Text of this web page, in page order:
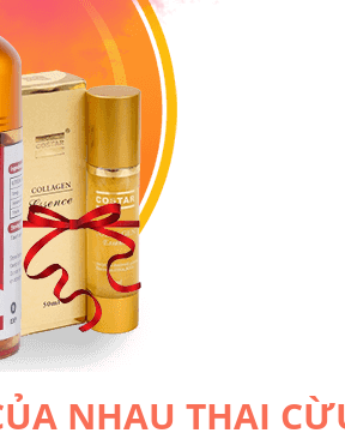
NHAU THAI